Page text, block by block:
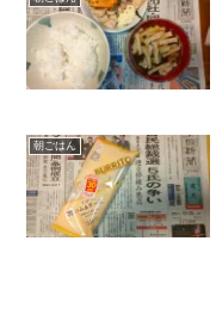
朝ごはん